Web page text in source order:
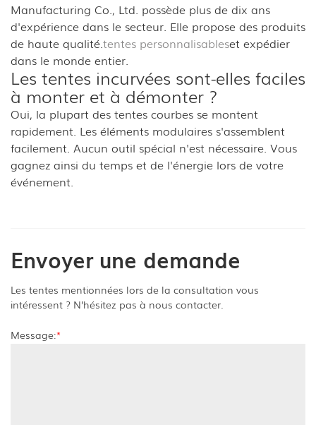
Manufacturing Co., Ltd. possède plus de dix ans
d'expérience dans le secteur. Elle propose des produits
de haute qualité.tentes personnalisableset expédier
dans le monde entier.
Les tentes incurvées sont-elles faciles
à monter et à démonter ?
Oui, la plupart des tentes courbes se montent
rapidement. Les éléments modulaires s'assemblent
facilement. Aucun outil spécial n'est nécessaire. Vous
gagnez ainsi du temps et de l'énergie lors de votre
événement.
Envoyer une demande
Les tentes mentionnées lors de la consultation vous
intéressent ? N’hésitez pas à nous contacter.
Message:*